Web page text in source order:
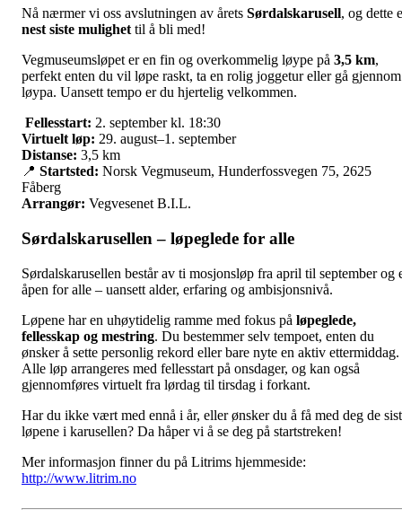
Nå nærmer vi oss avslutningen av årets Sørdalskarusell, og dette
nest siste mulighet til å bli med!
Vegmuseumsløpet er en fin og overkommelig løype på 3,5 km,
perfekt enten du vil løpe raskt, ta en rolig joggetur eller gå gjennom
løypa. Uansett tempo er du hjertelig velkommen.
Fellesstart: 2. september kl. 18:30
Virtuelt løp: 29. august–1. september
Distanse: 3,5 km
📍 Startsted: Norsk Vegmuseum, Hunderfossvegen 75, 2625
Fåberg
Arrangør: Vegvesenet B.I.L.
Sørdalskarusellen – løpeglede for alle
Sørdalskarusellen består av ti mosjonsløp fra april til september og
åpen for alle – uansett alder, erfaring og ambisjonsnivå.
Løpene har en uhøytidelig ramme med fokus på løpeglede,
fellesskap og mestring. Du bestemmer selv tempoet, enten du
ønsker å sette personlig rekord eller bare nyte en aktiv ettermiddag.
Alle løp arrangeres med fellesstart på onsdager, og kan også
gjennomføres virtuelt fra lørdag til tirsdag i forkant.
Har du ikke vært med ennå i år, eller ønsker du å få med deg de
løpene i karusellen? Da håper vi å se deg på startstreken!
Mer informasjon finner du på Litrims hjemmeside:
http://www.litrim.no